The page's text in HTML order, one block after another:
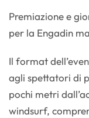
Premiazione e
per la Engadin
Il format
agli spettatori di
pochi metri
windsurf,